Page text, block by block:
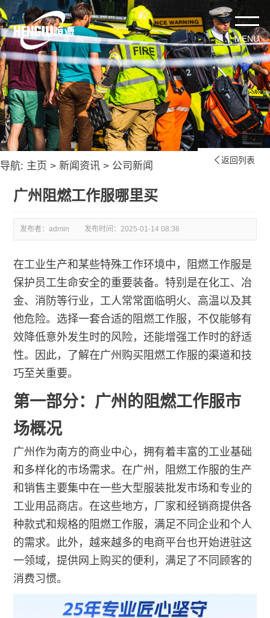
导航: 主页 > 新闻资讯 > 公司新闻  返回列表
广州阻燃工作服哪里买
发布者：admin 发布时间：2025-01-14 08:36
在工业生产和某些特殊工作环境中，阻燃工作服是
保护员工生命安全的重要装备。特别是在化工、冶
金、消防等行业，工人常常面临明火、高温以及其
他危险。选择一套合适的阻燃工作服，不仅能够有
效降低意外发生时的风险，还能增强工作时的舒适
性。因此，了解在广州购买阻燃工作服的渠道和技
巧至关重要。
第一部分：广州的阻燃工作服市
场概况
广州作为南方的商业中心，拥有着丰富的工业基础
和多样化的市场需求。在广州，阻燃工作服的生产
和销售主要集中在一些大型服装批发市场和专业的
工业用品商店。在这些地方，厂家和经销商提供各
种款式和规格的阻燃工作服，满足不同企业和个人
的需求。此外，越来越多的电商平台也开始进驻这
一领域，提供网上购买的便利，满足了不同顾客的
消费习惯。